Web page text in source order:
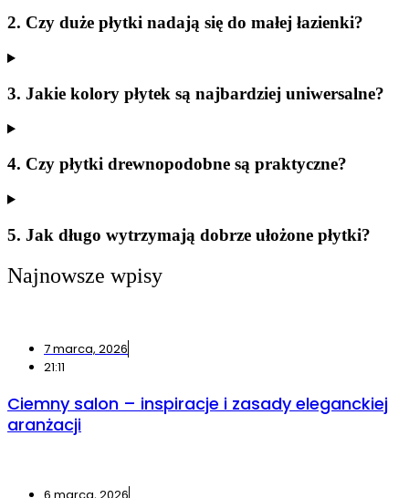
2. Czy duże płytki nadają się do małej łazienki?
3. Jakie kolory płytek są najbardziej uniwersalne?
4. Czy płytki drewnopodobne są praktyczne?
5. Jak długo wytrzymają dobrze ułożone płytki?
Najnowsze wpisy
7 marca, 2026
21:11
Ciemny salon – inspiracje i zasady eleganckiej
aranżacji